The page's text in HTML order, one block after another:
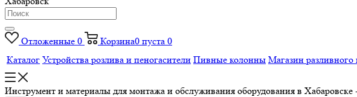
Отложенные 0 Корзина0 пуста 0
Каталог Устройства розлива и пеногасители Пивные колонны Магазин
Инструмент и материалы для монтажа и обслуживания оборудования в